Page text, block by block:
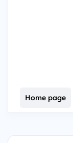
Home page